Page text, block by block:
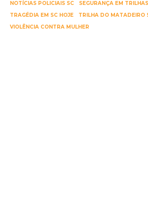
NOTÍCIAS POLICIAIS SC
SEGURANÇA EM
TRAGÉDIA EM SC HOJE
TRILHA DO MATADEIRO
VIOLÊNCIA CONTRA MULHER